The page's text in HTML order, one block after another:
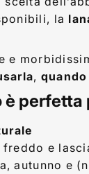
la
e
,
è
e
autunno e